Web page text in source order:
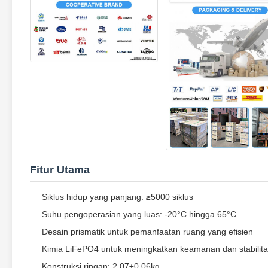
Fitur Utama
Siklus hidup yang panjang: ≥5000 siklus
Suhu pengoperasian yang luas: -20°C hingga 65°C
Desain prismatik untuk pemanfaatan ruang yang efisien
Kimia LiFePO4 untuk meningkatkan keamanan dan